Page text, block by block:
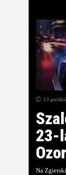
13
23-
Na